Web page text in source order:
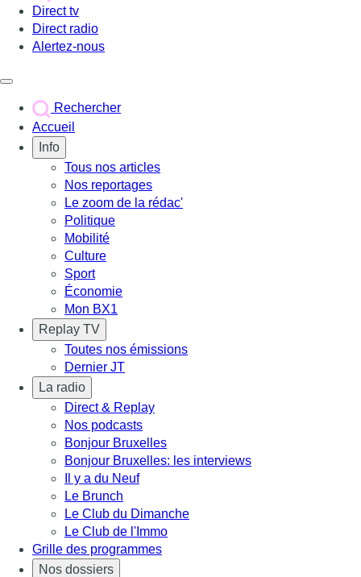
Direct tv
Direct radio
Alertez-nous
Rechercher
Accueil
Info
Tous nos articles
Nos reportages
Le zoom de la rédac'
Politique
Mobilité
Culture
Sport
Économie
Mon BX1
Replay TV
Toutes nos émissions
Dernier JT
La radio
Direct & Replay
Nos podcasts
Bonjour Bruxelles
Bonjour Bruxelles: les interviews
Il y a du Neuf
Le Brunch
Le Club du Dimanche
Le Club de l'Immo
Grille des programmes
Nos dossiers